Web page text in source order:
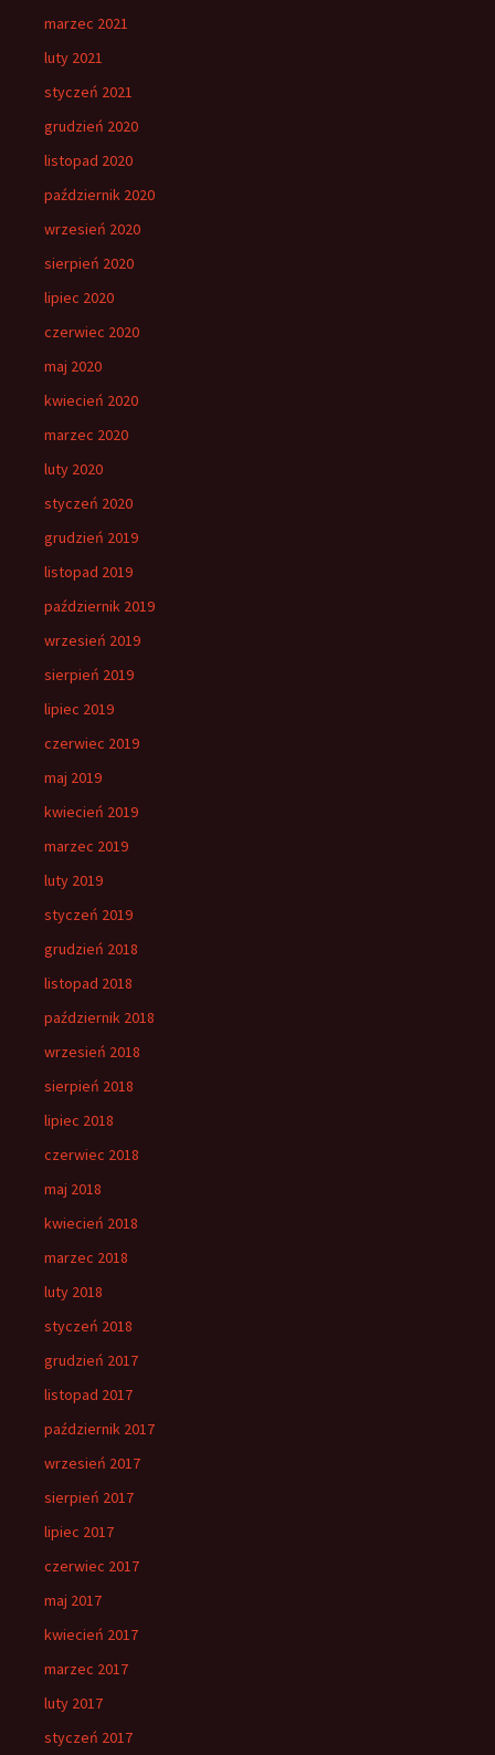
marzec 2021
luty 2021
styczeń 2021
grudzień 2020
listopad 2020
październik 2020
wrzesień 2020
sierpień 2020
lipiec 2020
czerwiec 2020
maj 2020
kwiecień 2020
marzec 2020
luty 2020
styczeń 2020
grudzień 2019
listopad 2019
październik 2019
wrzesień 2019
sierpień 2019
lipiec 2019
czerwiec 2019
maj 2019
kwiecień 2019
marzec 2019
luty 2019
styczeń 2019
grudzień 2018
listopad 2018
październik 2018
wrzesień 2018
sierpień 2018
lipiec 2018
czerwiec 2018
maj 2018
kwiecień 2018
marzec 2018
luty 2018
styczeń 2018
grudzień 2017
listopad 2017
październik 2017
wrzesień 2017
sierpień 2017
lipiec 2017
czerwiec 2017
maj 2017
kwiecień 2017
marzec 2017
luty 2017
styczeń 2017